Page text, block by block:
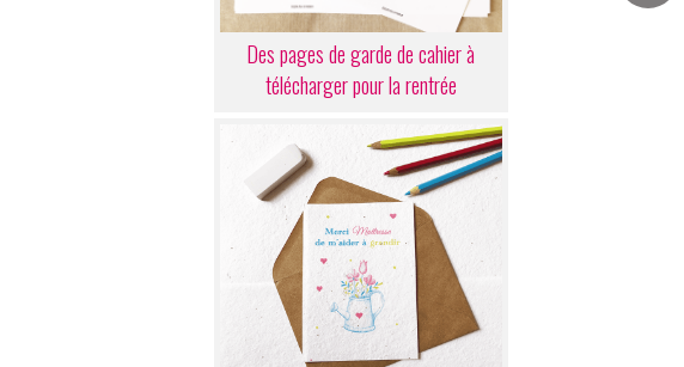
Des pages de garde de cahier à
télécharger pour la rentrée